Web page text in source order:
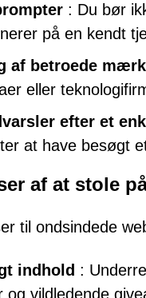
: Du bør
på en kendt
af betroede
eller
efter et
at have besøgt
af at stole
til ondsindede
indhold :
vildledende